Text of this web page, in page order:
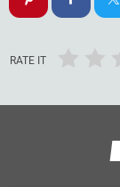
RATE IT